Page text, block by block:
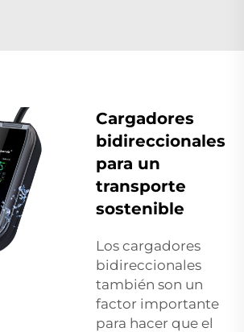
Cargadores
bidireccionales
para un
transporte
sostenible
Los cargadores
bidireccionales
también son un
factor importante
para hacer que el